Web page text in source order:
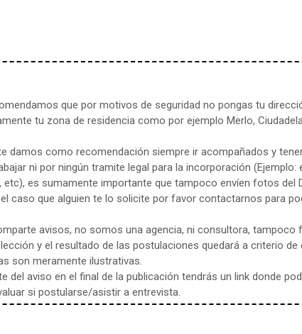
que por motivos de seguridad no pongas tu
tu zona de residencia como por ejemplo Merlo,
damos como recomendación siempre ir acompañados y
ni por ningún tramite legal para la incorporación (Ejemplo:
es sumamente importante que tampoco envíen fotos del
caso que alguien te lo solicite por favor contactarnos para
avisos, no somos una agencia, ni consultora, tampoco
y el resultado de las postulaciones quedará a criterio de
son meramente ilustrativas.
del aviso en el final de la publicación tendrás un link donde
si postularse/asistir a entrevista.